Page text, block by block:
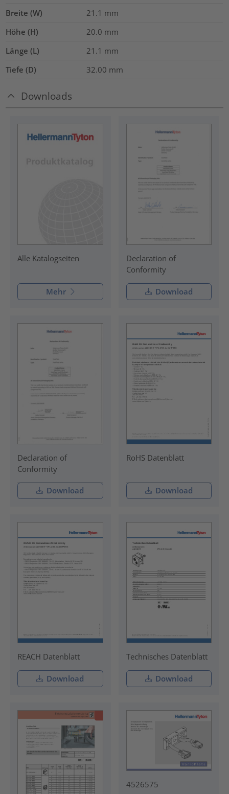
Breite (W) 21.1 mm
Höhe (H)
20.0 mm
Länge (L)
21.1 mm
Tiefe (D)
32.00 mm
Downloads
Alle Katalogseiten
Mehr
Declaration of
Conformity
Download
Declaration of
Conformity
Download
RoHS Datenblatt
Download
REACH Datenblatt
Download
Technisches Datenblatt
Download
4526575